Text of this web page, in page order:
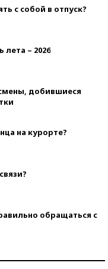
с собой в отпуск?
лета – 2026
добившиеся
на курорте?
обращаться с